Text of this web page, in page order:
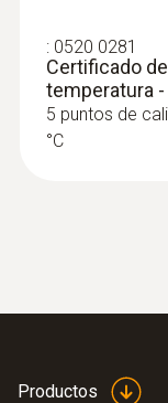
: 0520 0281
Certificado
temperatura
5 puntos de
°C
Productos